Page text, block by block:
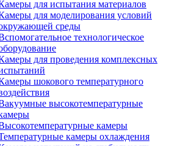
для испытания материалов
для моделирования условий
среды
технологическое
для проведения комплексных
шокового температурного
высокотемпературные
камеры
камеры охлаждения